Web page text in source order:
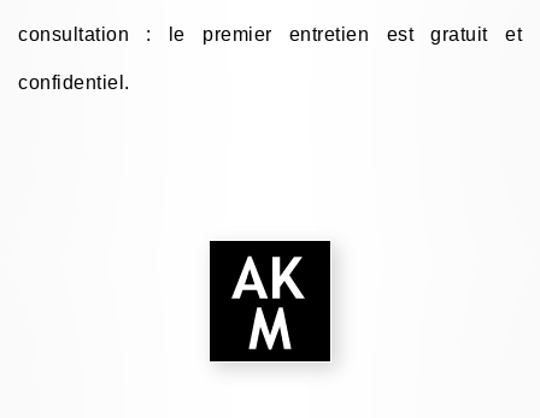
consultation : le premier entretien est gratuit et
confidentiel.